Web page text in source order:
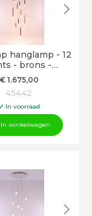
hanglamp - 12
- brons -
LED -
350cm
€1.675,00
45442
In voorraad
In winkelwagen